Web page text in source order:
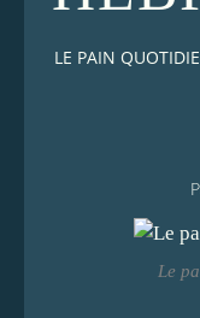
LE PAIN
Le